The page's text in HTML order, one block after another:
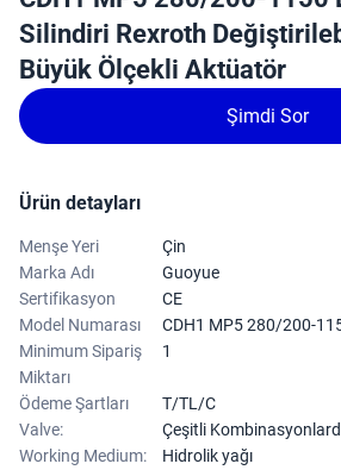
Silindiri Rexroth
Büyük Ölçekli Aktüatör
Şimdi Sor
Ürün detayları
Menşe Yeri
Çin
Marka Adı
Guoyue
Sertifikasyon
CE
Model Numarası
CDH1 MP5 280/200-
Minimum Sipariş
Miktarı
1
Ödeme Şartları
T/TL/C
Valve:
Çeşitli
Working Medium:
Hidrolik yağı